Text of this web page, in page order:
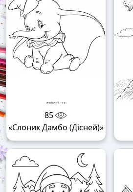
85
«Слоник Дамбо (Дісней)»